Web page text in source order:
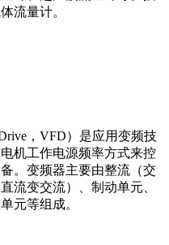
流量计。
，VFD）是应用变频技
机工作电源频率方式来控
。变频器主要由整流（交
流变交流）、制动单元、
元等组成。